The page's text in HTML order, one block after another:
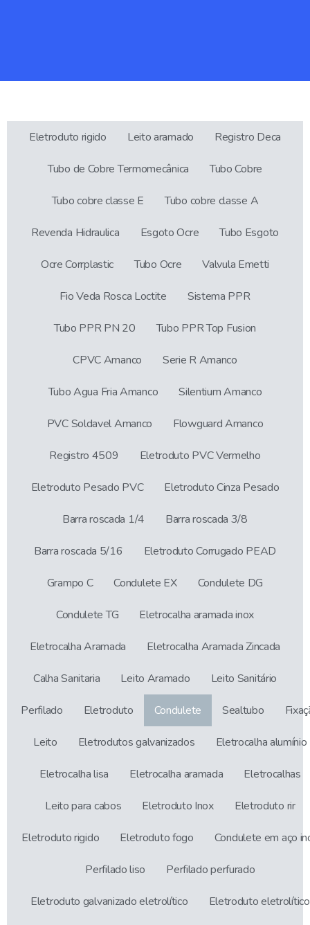
Eletroduto rigido Leito aramado Registro Deca
Tubo de Cobre Termomecânica Tubo Cobre
Tubo cobre classe E Tubo cobre classe A
Revenda Hidraulica Esgoto Ocre Tubo Esgoto
Ocre Corrplastic Tubo Ocre Valvula Emetti
Fio Veda Rosca Loctite Sistema PPR
Tubo PPR PN 20 Tubo PPR Top Fusion
CPVC Amanco Serie R Amanco
Tubo Agua Fria Amanco Silentium Amanco
PVC Soldavel Amanco Flowguard Amanco
Registro 4509 Eletroduto PVC Vermelho
Eletroduto Pesado PVC Eletroduto Cinza Pesado
Barra roscada 1/4 Barra roscada 3/8
Barra roscada 5/16 Eletroduto Corrugado PEAD
Grampo C Condulete EX Condulete DG
Condulete TG Eletrocalha aramada inox
Eletrocalha Aramada Eletrocalha Aramada Zincada
Calha Sanitaria Leito Aramado Leito Sanitário
Perfilado Eletroduto Condulete Sealtubo
Leito Eletrodutos galvanizados Eletrocalha alumínio
Eletrocalha lisa Eletrocalha aramada Eletrocalhas
Leito para cabos Eletroduto Inox Eletroduto rir
Eletroduto rigido Eletroduto fogo Condulete em aço
Perfilado liso Perfilado perfurado
Eletroduto galvanizado eletrolítico Eletroduto eletrolítico